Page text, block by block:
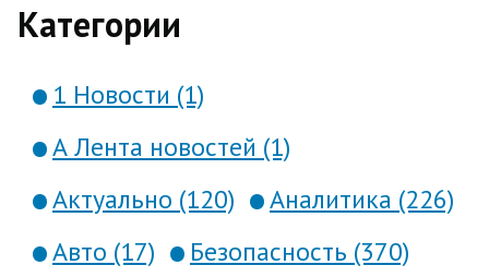
Категории
1 Новости (1)
А Лента новостей (1)
Актуально (120)
Аналитика (226)
Авто (17)
Безопасность (370)